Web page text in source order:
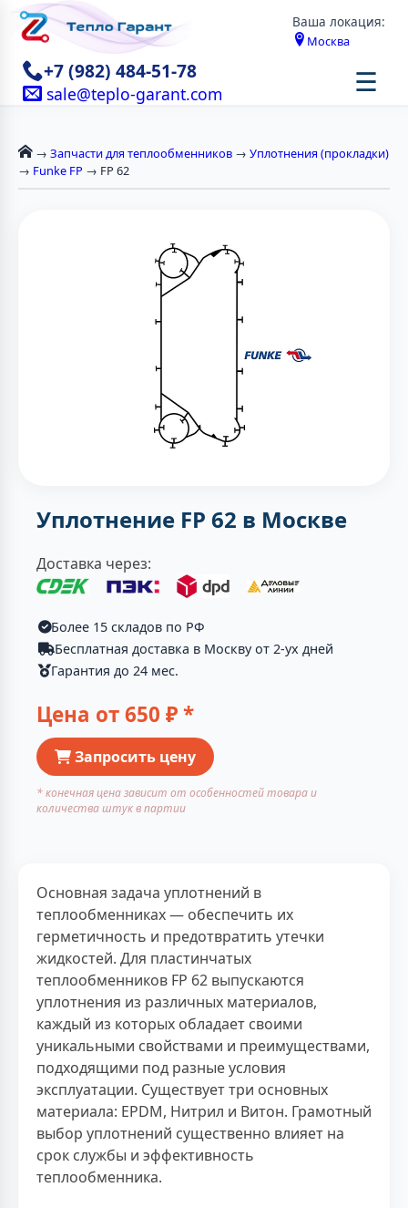
Ваша локация:
Москва
+7 (982) 484-51-78
sale@teplo-garant.com ☰
→ Запчасти для теплообменников → Уплотнения (прокладки)
→ Funke FP → FP 62
Уплотнение FP 62 в Москве
Доставка через:
Более 15 складов по РФ
Бесплатная доставка в Москву от 2-ух дней
Гарантия до 24 мес.
Цена от650 ₽ *
Запросить цену
* конечная цена зависит от особенностей товара и
количества штук в партии
Основная задача уплотнений в
теплообменниках — обеспечить их
герметичность и предотвратить утечки
жидкостей. Для пластинчатых
теплообменников FP 62 выпускаются
уплотнения из различных материалов,
каждый из которых обладает своими
уникальными свойствами и преимуществами,
подходящими под разные условия
эксплуатации. Существует три основных
материала: EPDM, Нитрил и Витон. Грамотный
выбор уплотнений существенно влияет на
срок службы и эффективность
теплообменника.